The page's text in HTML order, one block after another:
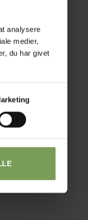
analysere
medier,
du har givet